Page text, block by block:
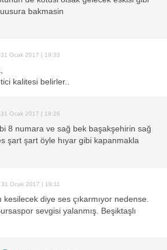
bakmasin
31 Ocak 2017 | 19:33
kalitesi belirler..
31 Ocak 2017 | 19:26
8 numara ve sağ bek başakşehirin sağ
şart şart öyle hıyar gibi kapanmakla
31 Ocak 2017 | 19:11
kesilecek diye ses çıkarmıyor nedense.
sevgisi yalanmış. Beşiktaşlı